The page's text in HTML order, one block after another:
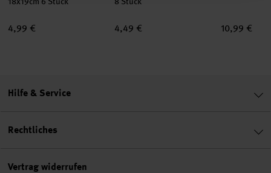
4,99 € 4,49 € 10,99 €
Hilfe & Service
Rechtliches
Vertrag widerrufen